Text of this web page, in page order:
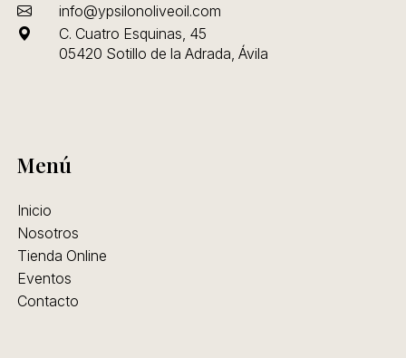
info@ypsilonoliveoil.com
C. Cuatro Esquinas, 45
05420 Sotillo de la Adrada, Ávila
Menú
Inicio
Nosotros
Tienda Online
Eventos
Contacto